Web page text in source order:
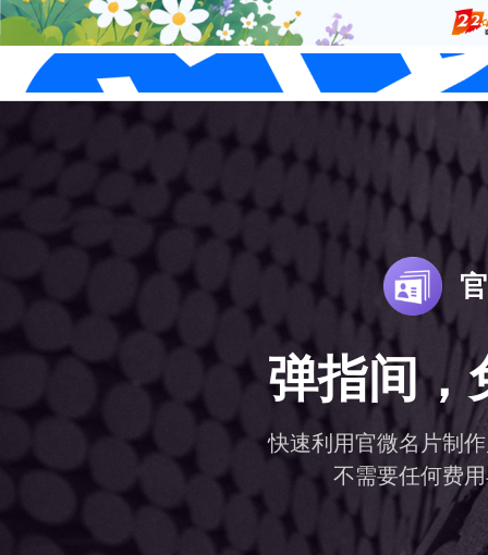
联系我们
13777881988
22科技集团 浙超赞助商
官网宣发
品牌官网
私域流量营销解决方案分享和获客的
新型网站
官方商城
线上营销线下引流带客增效
助力企业构建多应用场景低成本轻松
全网媒体号
文
库
全
一
多
业
完
服
商城零售
官方商城
拥有独立自主的官方商城系统
打造业务核心环节，轻松闭环
预约服务
打通线上线下全行业应用场景
流程规范化、智能化、自动化
房产行
一体
汽车
发布
公务
提高行
协会
提升运
LTD方法论
LTD实例起源
数字化经营方法论成果
LTD方法论概述
LTD即L2D (lead to deal)，是“从引导到
LTD方法论解决什么问题
解决“把自己的生意互联网化”的思想方法
LTD方法论的五个关键节点
LTD建
LTD编
营销
功能
直播
系统功
全视
基于营
弹指间，
快速利用官微名片制
不需要任何费